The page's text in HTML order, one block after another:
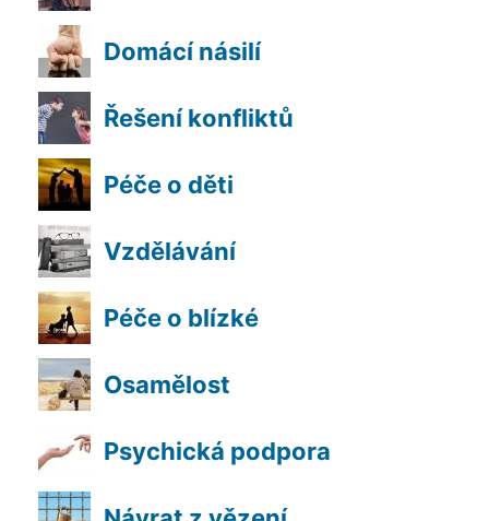
Domácí násilí
Řešení konfliktů
Péče o děti
Vzdělávání
Péče o blízké
Osamělost
Psychická podpora